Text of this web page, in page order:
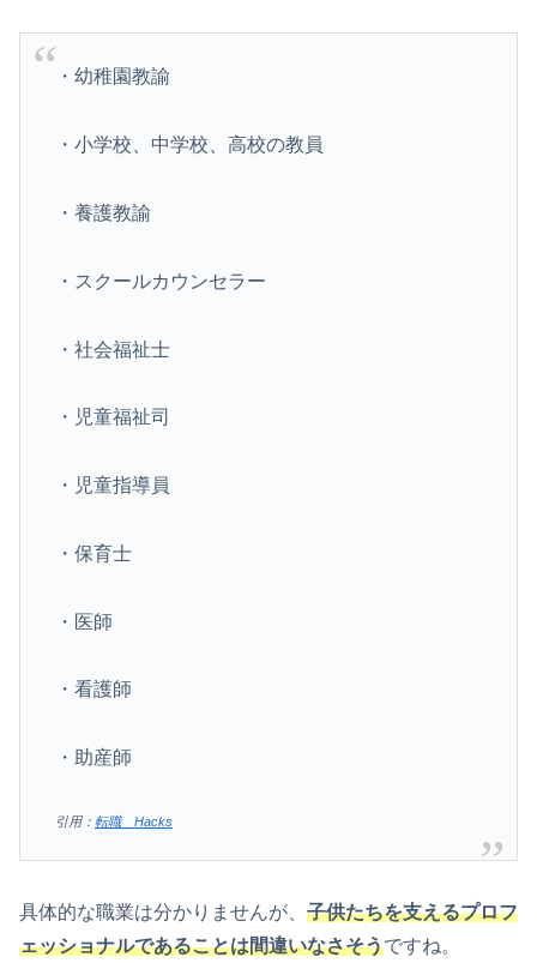
・幼稚園教諭
・小学校、中学校、高校の教員
・養護教諭
・スクールカウンセラー
・社会福祉士
・児童福祉司
・児童指導員
・保育士
・医師
・看護師
・助産師
引用： 転職 Hacks
具体的な職業は分かりませんが、 子供たちを支えるプロフ
ェッショナルであることは間違いなさそうですね。